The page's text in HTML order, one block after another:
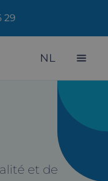
29
NL
et de